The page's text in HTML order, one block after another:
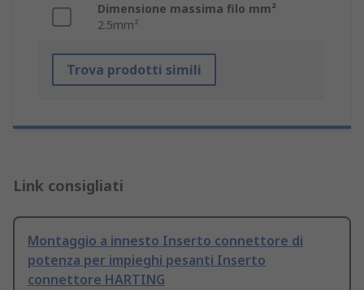
Dimensione massima filo mm²
2.5mm²
Trova prodotti simili
Link consigliati
Montaggio a innesto Inserto connettore di
potenza per impieghi pesanti Inserto
connettore HARTING